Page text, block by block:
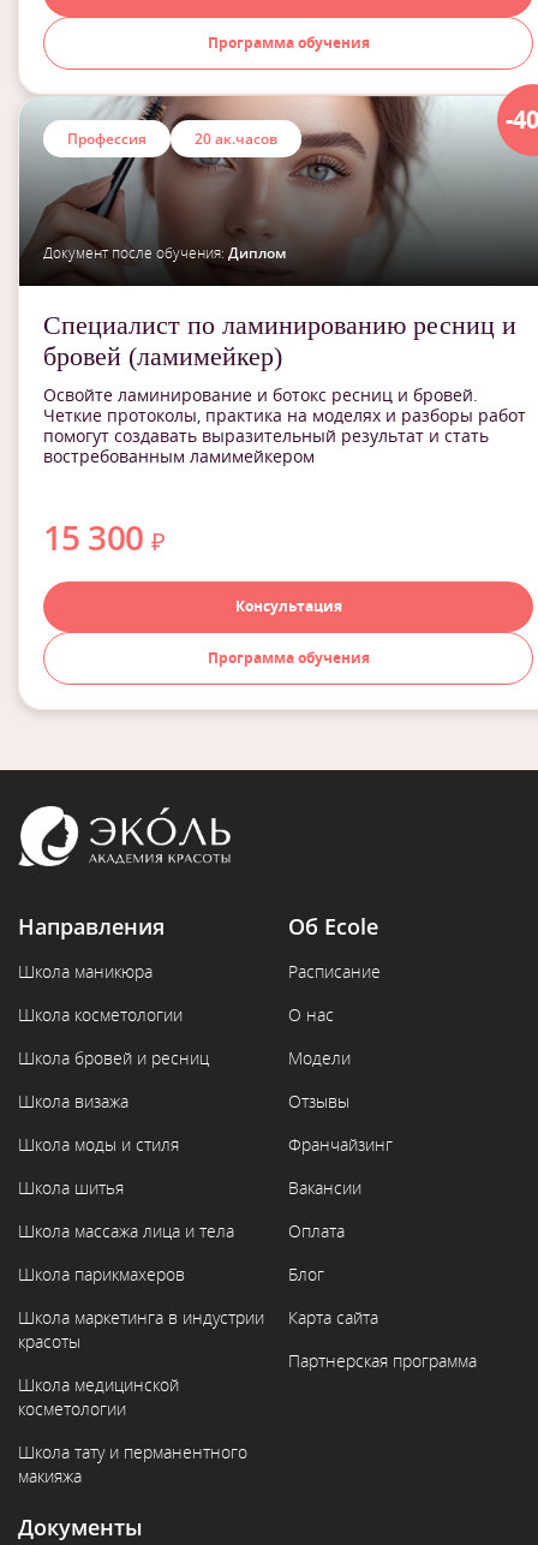
Программа обучения
-
Профессия 20 ак.часов
Документ после обучения: Диплом
Специалист по ламинированию ресниц и
бровей (ламимейкер)
Освойте ламинирование и ботокс ресниц и бровей.
Четкие протоколы, практика на моделях и разборы работ
помогут создавать выразительный результат и стать
востребованным ламимейкером
15 300₽
Консультация
Программа обучения
Направления
Школа маникюра
Школа косметологии
Школа бровей и ресниц
Школа визажа
Школа моды и стиля
Школа шитья
Школа массажа лица и тела
Школа парикмахеров
Школа маркетинга в индустрии
красоты
Школа медицинской
косметологии
Школа тату и перманентного
макияжа
Об Ecole
Расписание
О нас
Модели
Отзывы
Франчайзинг
Вакансии
Оплата
Блог
Карта сайта
Партнерская программа
Документы